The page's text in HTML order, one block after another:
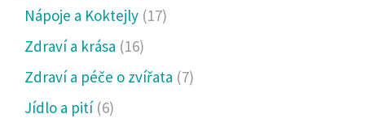
Nápoje a Koktejly (17)
Zdraví a krása (16)
Zdraví a péče o zvířata (7)
Jídlo a pití (6)